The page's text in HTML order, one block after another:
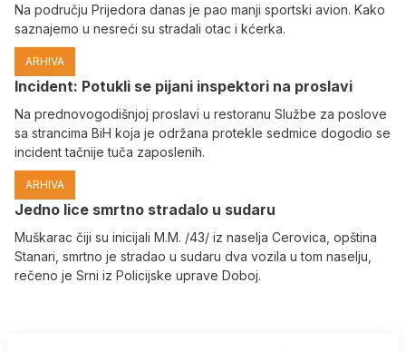
Na području Prijedora danas je pao manji sportski avion. Kako
saznajemo u nesreći su stradali otac i kćerka.
ARHIVA
Incident: Potukli se pijani inspektori na proslavi
Na prednovogodišnjoj proslavi u restoranu Službe za poslove
sa strancima BiH koja je održana protekle sedmice dogodio se
incident tačnije tuča zaposlenih.
ARHIVA
Јedno lice smrtno stradalo u sudaru
Muškarac čiji su inicijali M.M. /43/ iz naselja Cerovica, opština
Stanari, smrtno je stradao u sudaru dva vozila u tom naselju,
rečeno je Srni iz Policijske uprave Doboj.